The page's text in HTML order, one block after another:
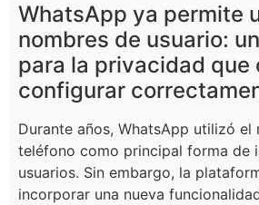
WhatsApp ya permite
nombres de usuario:
para la privacidad que
configurar
Durante años, WhatsApp utilizó el
teléfono como principal forma de
usuarios. Sin embargo, la
incorporar una nueva